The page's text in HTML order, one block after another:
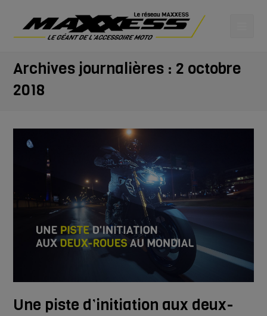
Archives journalières : 2 octobre
2018
Une piste d’initiation aux deux-